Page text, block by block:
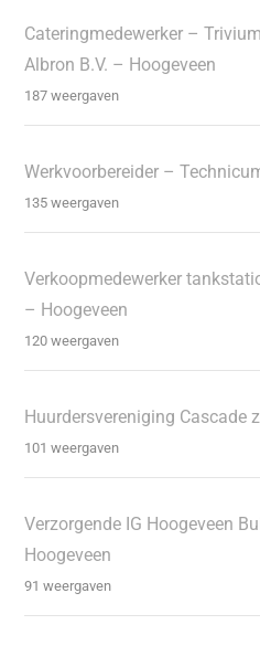
Cateringmedewerker –
Albron B.V. – Hoogeveen
187 weergaven
Werkvoorbereider –
135 weergaven
Verkoopmedewerker
– Hoogeveen
120 weergaven
Huurdersvereniging Cascade
101 weergaven
Verzorgende IG Hoogeveen
Hoogeveen
91 weergaven